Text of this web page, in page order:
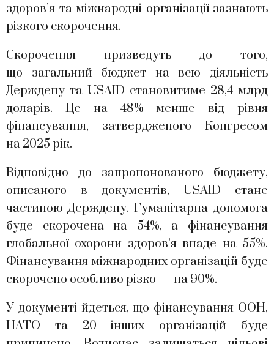
здоров’я та міжнародні організації зазнають
різкого скорочення.
Скорочення призведуть до того,
що загальний бюджет на всю діяльність
Держдепу та USAID становитиме 28,4 млрд
доларів. Це на 48% менше від рівня
фінансування, затвердженого Конгресом
на 2025 рік.
Відповідно до запропонованого бюджету,
описаного в документів, USAID стане
частиною Держдепу. Гуманітарна допомога
буде скорочена на 54%, а фінансування
глобальної охорони здоров’я впаде на 55%.
Фінансування міжнародних організацій буде
скорочено особливо різко — на 90%.
У документі йдеться, що фінансування ООН,
НАТО та 20 інших організацій буде